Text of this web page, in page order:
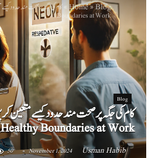
Home»Blog
»
Boundaries at Work)
Blog
Healthy Boundaries at Work)
Usman Habib
November 1, 2024
50